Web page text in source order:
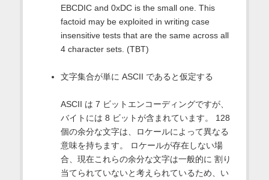
EBCDIC and 0xDC is the small one. This
factoid may be exploited in writing case
insensitive tests that are the same across all
4 character sets. (TBT)
文字集合が単に ASCII であると仮定する
ASCII は 7 ビットエンコーディングですが、
バイトには 8 ビットが含まれています。 128
個の余分な文字は、ロケールによって異なる
意味を持ちます。 ロケールが存在しない場
合、現在これらの余分な文字は一般的に 割り
当てられていないと考えられているため、い